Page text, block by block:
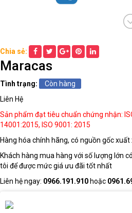
DẠY
THPT
HÓA
CHẤT
TRƯỜNG
HỌC
BỊ
HỌC
Chia sẻ:
Maracas
Tình trạng:
Còn hàng
Liên Hệ
Sản phẩm đạt tiêu chuẩn chứng nhận:
14001:2015, ISO 9001: 2015
Hàng hóa chính hãng, có nguồn gốc
Khách hàng mua hàng với số lượng lớn
tôi để được mức giá ưu đãi tốt nhất
Liên hệ ngay: 0966.191.910 hoặc